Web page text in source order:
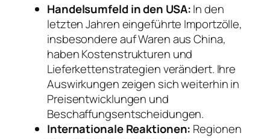
Handelsumfeld in den USA:In den
letzten Jahren eingeführte Importzölle,
insbesondere auf Waren aus China,
haben Kostenstrukturen und
Lieferkettenstrategien verändert. Ihre
Auswirkungen zeigen sich weiterhin in
Preisentwicklungen und
Beschaffungsentscheidungen.
Internationale Reaktionen: Regionen